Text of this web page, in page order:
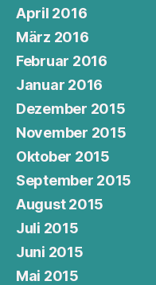
April 2016
März 2016
Februar 2016
Januar 2016
Dezember 2015
November 2015
Oktober 2015
September 2015
August 2015
Juli 2015
Juni 2015
Mai 2015